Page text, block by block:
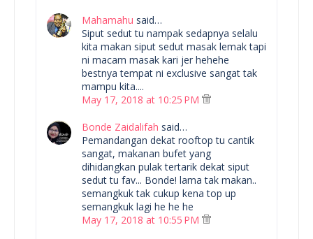
Mahamahu said…
Siput sedut tu nampak sedapnya selalu
kita makan siput sedut masak lemak tapi
ni macam masak kari jer hehehe
bestnya tempat ni exclusive sangat tak
mampu kita....
May 17, 2018 at 10:25 PM
Bonde Zaidalifah said…
Pemandangan dekat rooftop tu cantik
sangat, makanan bufet yang
dihidangkan pulak tertarik dekat siput
sedut tu fav... Bonde! lama tak makan..
semangkuk tak cukup kena top up
semangkuk lagi he he he
May 17, 2018 at 10:55 PM